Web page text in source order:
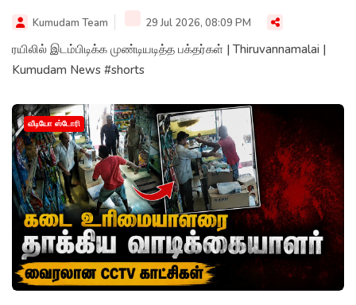
Kumudam Team 29 Jul 2026, 08:09 PM
ரயிலில் இடம்பிடிக்க முண்டியடித்த பக்தர்கள் | Thiruvannamalai |
Kumudam News #shorts
வீடியோ ஸ்டோரி